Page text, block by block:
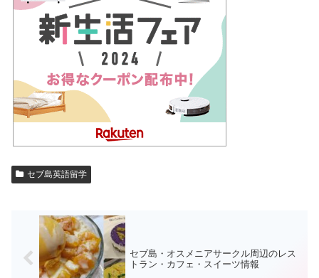
セブ島英語留学
セブ島・オスメニアサークル周辺のレス
トラン・カフェ・スイーツ情報